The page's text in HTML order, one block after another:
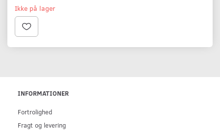
Ikke på lager
INFORMATIONER
Fortrolighed
Fragt og levering